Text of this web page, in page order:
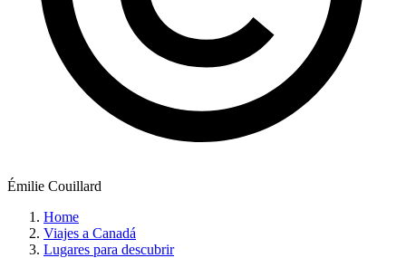
Émilie Couillard
Home
Viajes a Canadá
Lugares para descubrir